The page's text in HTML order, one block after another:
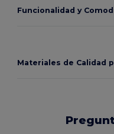
Funcionalidad y
Materiales de Calidad